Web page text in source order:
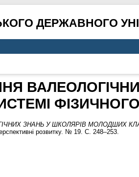
ДЕРЖАВНОГО
ЗНАНЬ У ШКОЛЯРІВ МОЛОДШИХ
розвитку. № 19. С. 248–253.